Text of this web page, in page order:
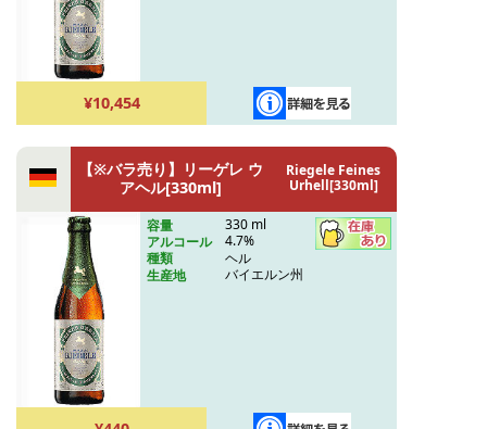
¥10,454
【※バラ売り】リーゲレ ウ
アヘル[330ml]
Riegele Feines
Urhell[330ml]
容量
330 ml
アルコール
4.7%
種類
ヘル
生産地
バイエルン州